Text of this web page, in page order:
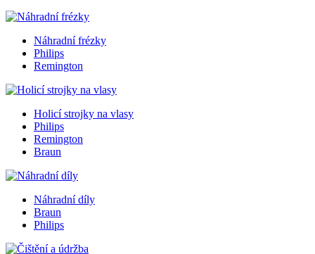
Náhradní frézky
Philips
Remington
Holicí strojky na vlasy
Philips
Remington
Braun
Náhradní díly
Braun
Philips